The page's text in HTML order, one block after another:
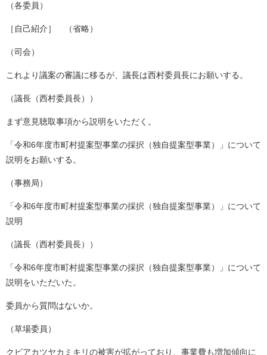
（各委員）
［自己紹介］ （省略）
（司会）
これより議案の審議に移るが、議長は西村委員長にお願いする。
（議長（西村委員長））
まず意見聴取事項から説明をいただく。
「令和6年度市町村提案型事業の採択（独自提案型事業）」について
説明をお願いする。
（事務局）
「令和6年度市町村提案型事業の採択（独自提案型事業）」について
説明
（議長（西村委員長））
「令和6年度市町村提案型事業の採択（独自提案型事業）」について
説明をいただいた。
委員から質問はないか。
（草場委員）
クビアカツヤカミキリの被害が拡がっており、事業費も増加傾向に